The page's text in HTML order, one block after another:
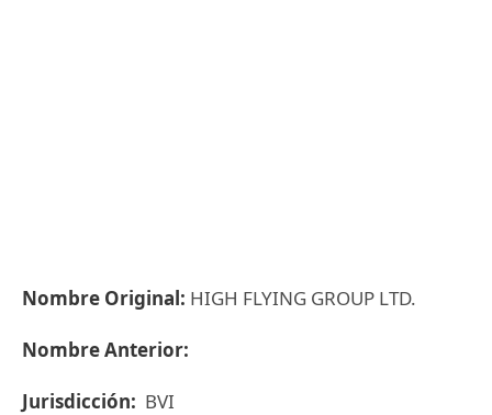
Nombre Original: HIGH FLYING GROUP LTD.
Nombre Anterior:
Jurisdicción: BVI